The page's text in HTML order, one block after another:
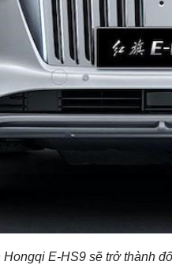
E-HS9 sẽ trở thành